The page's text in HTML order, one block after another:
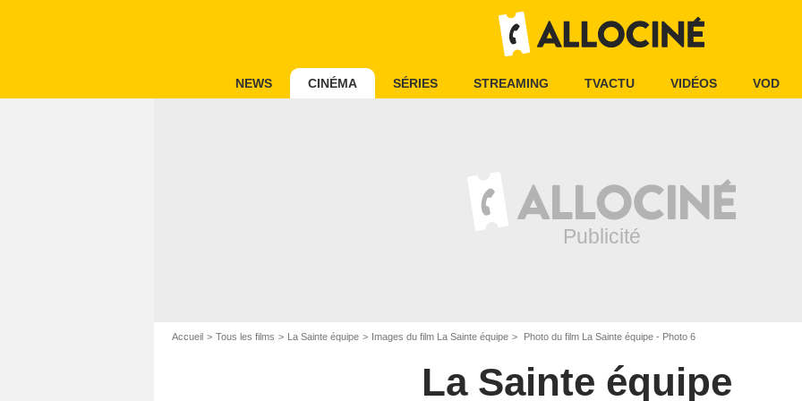
NEWS CINÉMA SÉRIES STREAMING TVACTU VIDÉOS VOD
Accueil Tous les films La Sainte équipe Images du film La Sainte équipe Photo du film La Sainte équipe - Photo 6
La Sainte équipe